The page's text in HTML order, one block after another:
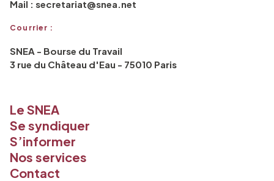
Mail : secretariat@snea.net
Courrier :
SNEA - Bourse du Travail
3 rue du Château d'Eau - 75010 Paris
Le SNEA
Se syndiquer
S’informer
Nos services
Contact